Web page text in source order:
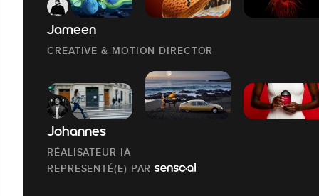
Jameen
CREATIVE & MOTION DIRECTOR
Johannes
RÉALISATEUR IA
REPRESENTÉ(E) PAR